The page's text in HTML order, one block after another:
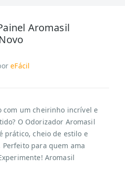
Aromasil
eFácil
com um cheirinho incrível e
O Odorizador Aromasil
prático, cheio de estilo e
para quem ama
Aromasil